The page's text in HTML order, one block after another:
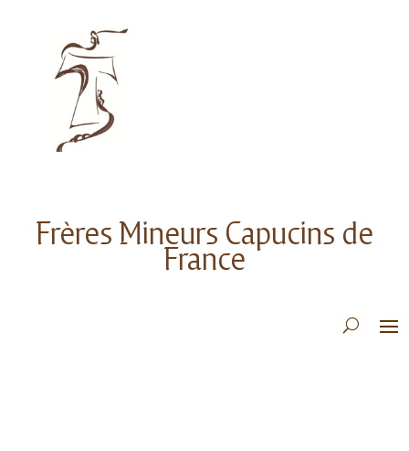
Frères Mineurs Capucins de
France